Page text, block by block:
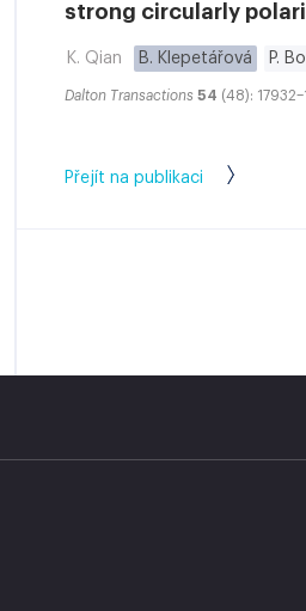
strong circularly
K. Qian B. Klepetářová P.
Dalton Transactions 54 (48):
Přejít na publikaci